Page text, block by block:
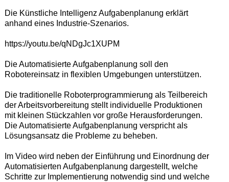
Die Künstliche Intelligenz Aufgabenplanung erklärt
anhand eines Industrie-Szenarios.
https://youtu.be/qNDgJc1XUPM
Die Automatisierte Aufgabenplanung soll den
Robotereinsatz in flexiblen Umgebungen unterstützen.
Die traditionelle Roboterprogrammierung als Teilbereich
der Arbeitsvorbereitung stellt individuelle Produktionen
mit kleinen Stückzahlen vor große Herausforderungen.
Die Automatisierte Aufgabenplanung verspricht als
Lösungsansatz die Probleme zu beheben.
Im Video wird neben der Einführung und Einordnung der
Automatisierten Aufgabenplanung dargestellt, welche
Schritte zur Implementierung notwendig sind und welche